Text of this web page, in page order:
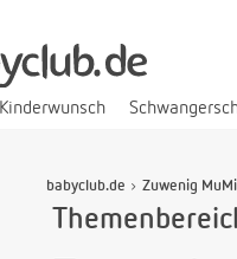
Kinderwunsch
babyclub.de Zuwenig